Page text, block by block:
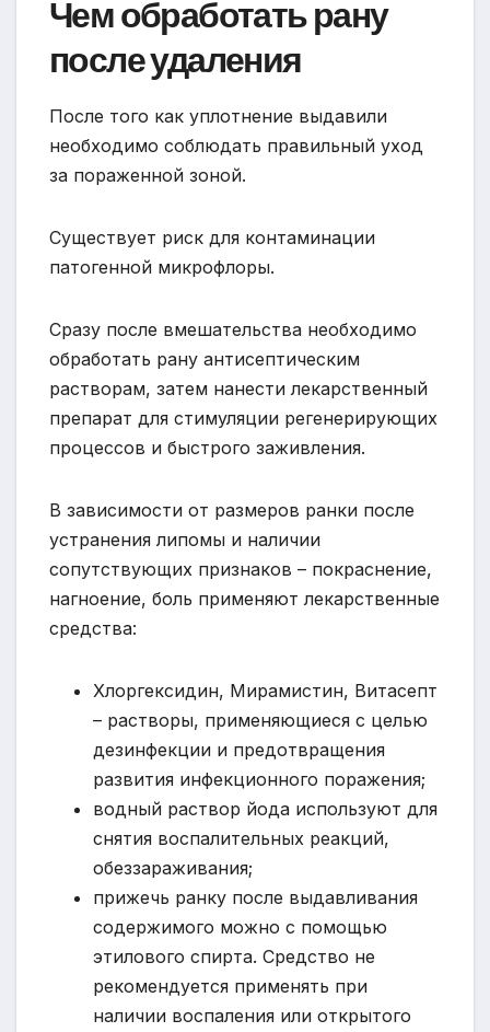
Чем обработать рану
после удаления
После того как уплотнение выдавили
необходимо соблюдать правильный уход
за пораженной зоной.
Существует риск для контаминации
патогенной микрофлоры.
Сразу после вмешательства необходимо
обработать рану антисептическим
растворам, затем нанести лекарственный
препарат для стимуляции регенерирующих
процессов и быстрого заживления.
В зависимости от размеров ранки после
устранения липомы и наличии
сопутствующих признаков – покраснение,
нагноение, боль применяют лекарственные
средства:
Хлоргексидин, Мирамистин, Витасепт
– растворы, применяющиеся с целью
дезинфекции и предотвращения
развития инфекционного поражения;
водный раствор йода используют для
снятия воспалительных реакций,
обеззараживания;
прижечь ранку после выдавливания
содержимого можно с помощью
этилового спирта. Средство не
рекомендуется применять при
наличии воспаления или открытого